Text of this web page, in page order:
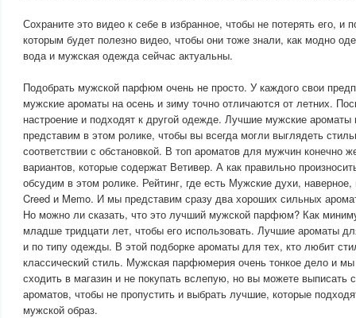
Сохраните это видео к себе в избранное, чтобы не потерять его, и
которым будет полезно видео, чтобы они тоже знали, как модно
вода и мужская одежда сейчас актуальны.
Подобрать мужской парфюм очень не просто. У каждого свои
мужские ароматы на осень и зиму точно отличаются от летних.
настроение и подходят к другой одежде. Лучшие мужские
представим в этом ролике, чтобы вы всегда могли выглядеть
соответствии с обстановкой. В топ ароматов для мужчин конечно
вариантов, которые содержат Ветивер. А как правильно
обсудим в этом ролике. Рейтинг, где есть Мужские духи,
Creed и Memo. И мы представим сразу два хороших сильных
Но можно ли сказать, что это лучший мужской парфюм? Как
младше тридцати лет, чтобы его использовать. Лучшие ароматы
и по типу одежды. В этой подборке ароматы для тех, кто любит
классический стиль. Мужская парфюмерия очень тонкое дело и мы
сходить в магазин и не покупать вслепую, но вы можете выписать
ароматов, чтобы не пропустить и выбрать лучшие, которые
мужской образ.